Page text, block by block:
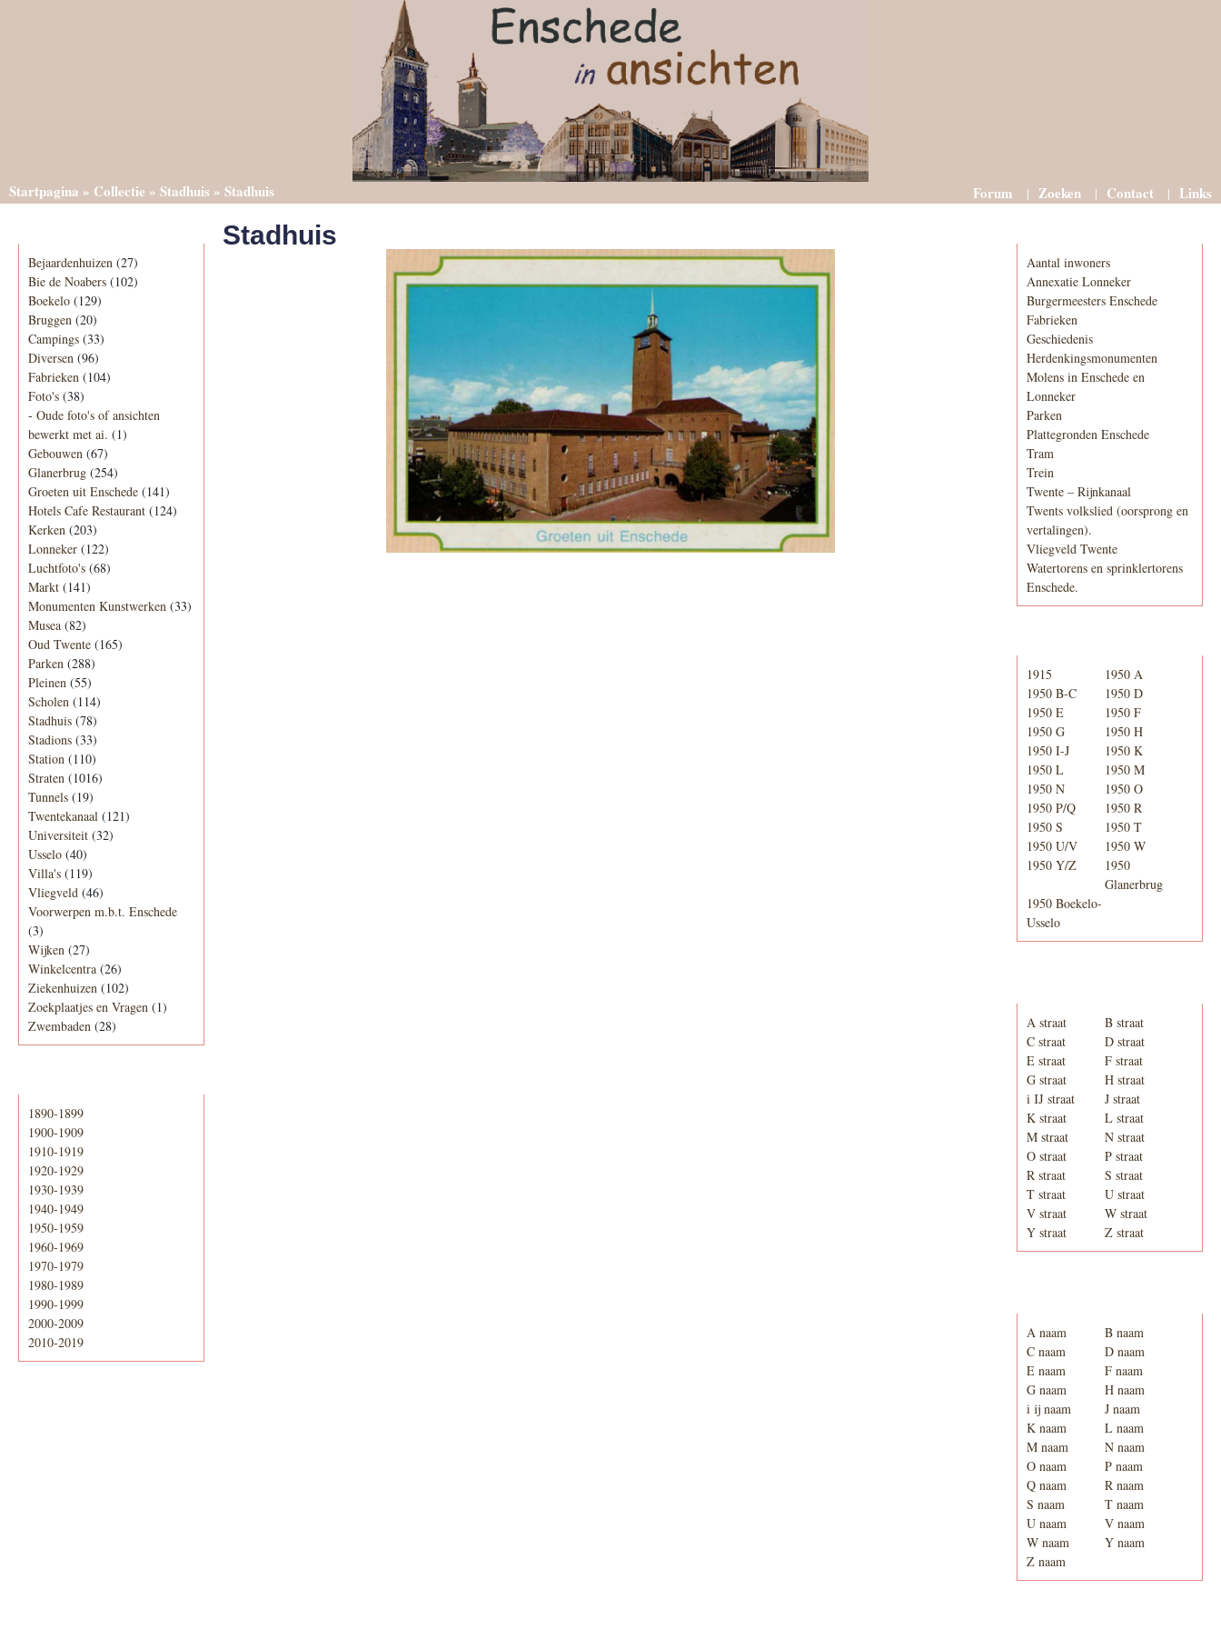
Startpagina » Collectie » Stadhuis» Stadhuis Forum Zoeken Contact Links
Bejaardenhuizen (27)
Bie de Noabers (102)
Boekelo (129)
Bruggen (20)
Campings (33)
Diversen (96)
Fabrieken (104)
Foto's (38)
- Oude foto's of ansichten
bewerkt met ai. (1)
Gebouwen (67)
Glanerbrug (254)
Groeten uit Enschede (141)
Hotels Cafe Restaurant (124)
Kerken (203)
Lonneker (122)
Luchtfoto's (68)
Markt (141)
Monumenten Kunstwerken (33)
Musea (82)
Oud Twente (165)
Parken (288)
Pleinen (55)
Scholen (114)
Stadhuis (78)
Stadions (33)
Station (110)
Straten (1016)
Tunnels (19)
Twentekanaal (121)
Universiteit (32)
Usselo (40)
Villa's (119)
Vliegveld (46)
Voorwerpen m.b.t. Enschede
(3)
Wijken (27)
Winkelcentra (26)
Ziekenhuizen (102)
Zoekplaatjes en Vragen (1)
Zwembaden (28)
1890-1899
1900-1909
1910-1919
1920-1929
1930-1939
1940-1949
1950-1959
1960-1969
1970-1979
1980-1989
1990-1999
2000-2009
2010-2019
Stadhuis
Aantal inwoners
Annexatie Lonneker
Burgermeesters Enschede
Fabrieken
Geschiedenis
Herdenkingsmonumenten
Molens in Enschede en
Lonneker
Parken
Plattegronden Enschede
Tram
Trein
Twente – Rijnkanaal
Twents volkslied (oorsprong en
vertalingen).
Vliegveld Twente
Watertorens en sprinklertorens
Enschede.
1915
1950 A
1950 B-C
1950 D
1950 E
1950 F
1950 G
1950 H
1950 I-J
1950 K
1950 L
1950 M
1950 N
1950 O
1950 P/Q
1950 R
1950 S
1950 T
1950 U/V
1950 W
1950 Y/Z
1950
Glanerbrug
1950 Boekelo-
Usselo
A straat
B straat
C straat
D straat
E straat
F straat
G straat
H straat
i IJ straat
J straat
K straat
L straat
M straat
N straat
O straat
P straat
R straat
S straat
T straat
U straat
V straat
W straat
Y straat
Z straat
A naam
B naam
C naam
D naam
E naam
F naam
G naam
H naam
i ij naam
J naam
K naam
L naam
M naam
N naam
O naam
P naam
Q naam
R naam
S naam
T naam
U naam
V naam
W naam
Y naam
Z naam